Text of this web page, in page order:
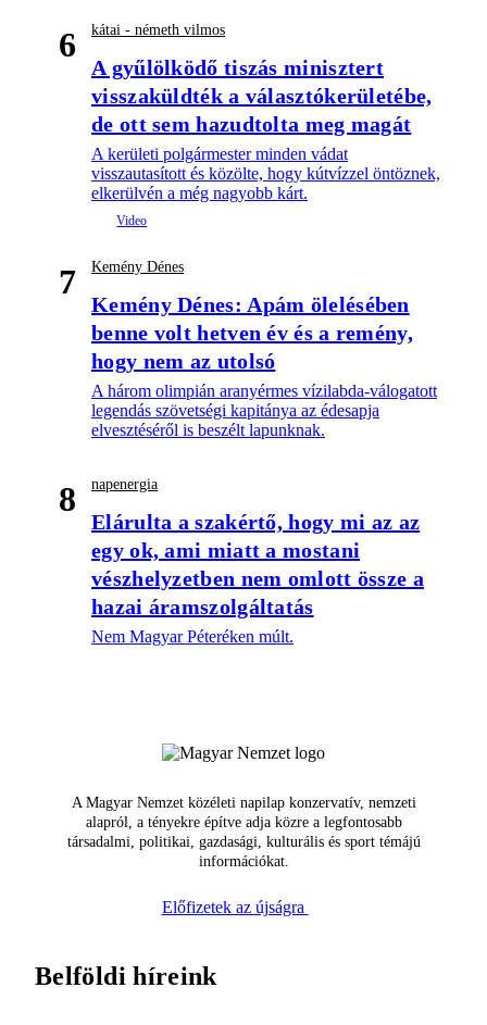
6 kátai - németh vilmos
A gyűlölködő tiszás minisztert
visszaküldték a választókerületébe,
de ott sem hazudtolta meg magát
A kerületi polgármester minden vádat
visszautasított és közölte, hogy kútvízzel öntöznek,
elkerülvén a még nagyobb kárt.
7 Kemény Dénes
Kemény Dénes: Apám ölelésében
benne volt hetven év és a remény,
hogy nem az utolsó
A három olimpián aranyérmes vízilabda-válogatott
legendás szövetségi kapitánya az édesapja
elvesztéséről is beszélt lapunknak.
8 napenergia
Elárulta a szakértő, hogy mi az az
egy ok, ami miatt a mostani
vészhelyzetben nem omlott össze a
hazai áramszolgáltatás
Nem Magyar Péteréken múlt.
A Magyar Nemzet közéleti napilap konzervatív, nemzeti
alapról, a tényekre építve adja közre a legfontosabb
társadalmi, politikai, gazdasági, kulturális és sport témájú
információkat.
Előfizetek az újságra
Belföldi híreink